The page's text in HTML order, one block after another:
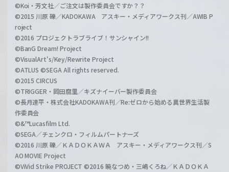
©Koi・芳文社／ご注文は製作委員会ですか？？
©2015 川原 礫／KADOKAWA アスキー・メディアワークス刊／AWIB P
roject
©2016 プロジェクトラブライブ！サンシャイン!!
©BanG Dream! Project
©VisualArt's/Key/Rewrite Project
©ATLUS ©SEGA All rights reserved.
©2015 CIRCUS
©TRIGGER・岡田麿里／キズナイーバー製作委員会
©長月達平・株式会社KADOKAWA刊／Re:ゼロから始める異世界生活製
作委員会
©&™Lucasfilm Ltd.
©SEGA／チェンクロ・フィルムパートナーズ
©2016 川原 礫／ＫＡＤＯＫＡＷＡ アスキー・メディアワークス刊／S
AO MOVIE Project
©ViVid Strike PROJECT ©2016 暁なつめ・三嶋くろね／ＫＡＤＯＫＡ